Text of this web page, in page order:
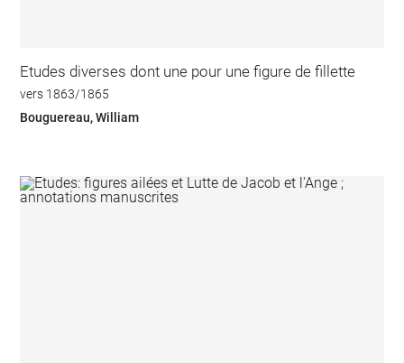
Etudes diverses dont une pour une figure de fillette
vers 1863/1865
Bouguereau, William